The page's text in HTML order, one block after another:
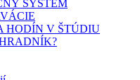
SYSTÉM
HODÍN V ŠTÚDIU